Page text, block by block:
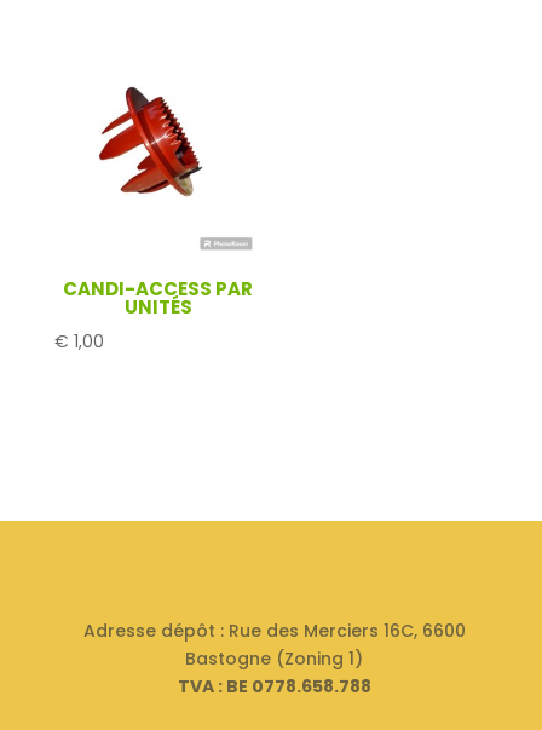
CANDI-ACCESS PAR
UNITÉS
€ 1,00
Adresse dépôt : Rue des Merciers 16C, 6600
Bastogne (Zoning 1)
TVA : BE 0778.658.788